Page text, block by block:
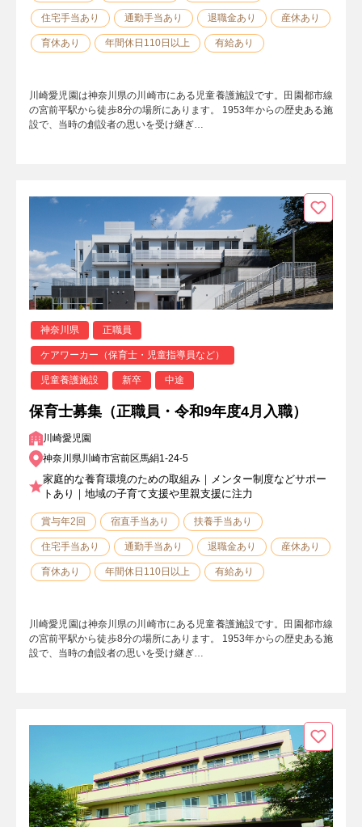
住宅手当あり 通勤手当あり 退職金あり 産休あり
育休あり 年間休日110日以上 有給あり
川崎愛児園は神奈川県の川崎市にある児童養護施設です。田園都市線
の宮前平駅から徒歩8分の場所にあります。 1953年からの歴史ある施
設で、当時の創設者の思いを受け継ぎ…
神奈川県 正職員
ケアワーカー（保育士・児童指導員など）
児童養護施設 新卒 中途
保育士募集（正職員・令和9年度4月入職）
川崎愛児園
神奈川県川崎市宮前区馬絹1-24-5
家庭的な養育環境のための取組み｜メンター制度などサポー
トあり｜地域の子育て支援や里親支援に注力
賞与年2回 宿直手当あり 扶養手当あり
住宅手当あり 通勤手当あり 退職金あり 産休あり
育休あり 年間休日110日以上 有給あり
川崎愛児園は神奈川県の川崎市にある児童養護施設です。田園都市線
の宮前平駅から徒歩8分の場所にあります。 1953年からの歴史ある施
設で、当時の創設者の思いを受け継ぎ…